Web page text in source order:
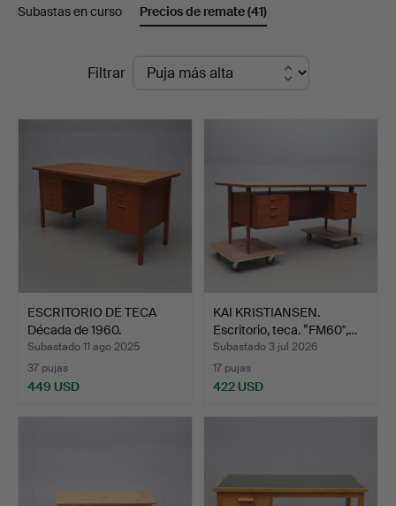
Norrköping
Subastas en curso Precios de remate(41)
Filtrar
ESCRITORIO DE TECA
Década de 1960.
Subastado 11 ago 2025
37 pujas
449 USD
KAI KRISTIANSEN.
Escritorio, teca. ”FM60",…
Subastado 3 jul 2026
17 pujas
422 USD